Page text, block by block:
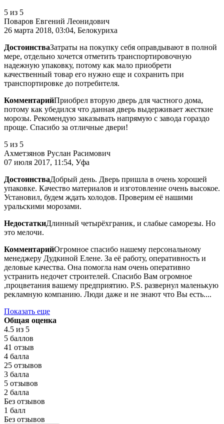
5 из 5
Поваров Евгений Леонидович
26 марта 2018, 03:04, Белокуриха
ДостоинстваЗатраты на покупку себя оправдывают в полной
мере, отдельно хочется отметить транспортировочную
надежную упаковку, потому как мало приобрети
качественный товар его нужно еще и сохранить при
транспортировке до потребителя.
КомментарийПриобрел вторую дверь для частного дома,
потому как убедился что данная дверь выдерживает жесткие
морозы. Рекомендую заказывать напрямую с завода гораздо
проще. Спасибо за отличные двери!
5 из 5
Ахметзянов Руслан Расимович
07 июля 2017, 11:54, Уфа
ДостоинстваДобрый день. Дверь пришла в очень хорошей
упаковке. Качество материалов и изготовление очень высокое.
Установил, будем ждать холодов. Проверим её нашими
уральскими морозами.
НедостаткиДлинный четырёхграник, и слабые саморезы. Но
это мелочи.
КомментарийОгромное спасибо нашему персональному
менеджеру Дудкиной Елене. За её работу, оперативность и
деловые качества. Она помогла нам очень оперативно
устранить недочет строителей. Спасибо Вам огромное
,процветания вашему предприятию. P.S. развернул маленькую
рекламную компанию. Люди даже и не знают что Вы есть....
Показать еще
Общая оценка
4.5 из 5
5 баллов
41 отзыв
4 балла
25 отзывов
3 балла
5 отзывов
2 балла
Без отзывов
1 балл
Без отзывов